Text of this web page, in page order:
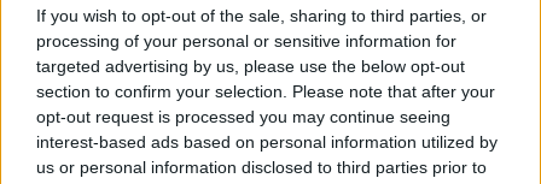
If you wish to opt-out of the sale, sharing to third parties, or
processing of your personal or sensitive information for
targeted advertising by us, please use the below opt-out
section to confirm your selection. Please note that after your
opt-out request is processed you may continue seeing
interest-based ads based on personal information utilized by
us or personal information disclosed to third parties prior to
Fókusz